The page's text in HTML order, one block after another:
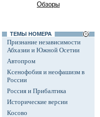
Обзоры
ТЕМЫ НОМЕРА
Признание независимости
Абхазии и Южной Осетии
Автопром
Ксенофобия и неофашизм в
России
Россия и Прибалтика
Исторические версии
Косово